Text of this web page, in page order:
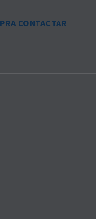
PRA CONTACTAR